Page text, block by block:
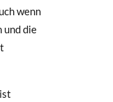
wenn
und die